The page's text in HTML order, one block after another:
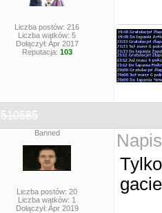
Liczba postów: 216
Liczba wątków: 5
Dołączył: Apr 2017
Reputacja: 103
510585
Banned
Liczba postów: 20
Liczba wątków: 1
Dołączył: Apr 2019